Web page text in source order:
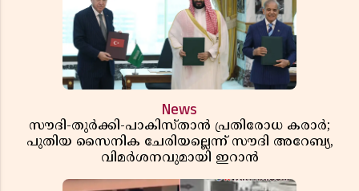
News
സൗദി-തുർക്കി-പാകിസ്താൻ പ്രതിരോധ കരാർ;
പുതിയ സൈനിക ചേരിയല്ലെന്ന് സൗദി അറേബ്യ,
വിമർശനവുമായി ഇറാൻ